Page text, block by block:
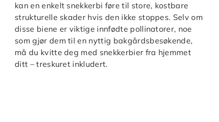
kan en enkelt snekkerbi føre til store, kostbare
strukturelle skader hvis den ikke stoppes. Selv om
disse biene er viktige innfødte pollinatorer, noe
som gjør dem til en nyttig bakgårdsbesøkende,
må du kvitte deg med snekkerbier fra hjemmet
ditt – treskuret inkludert.